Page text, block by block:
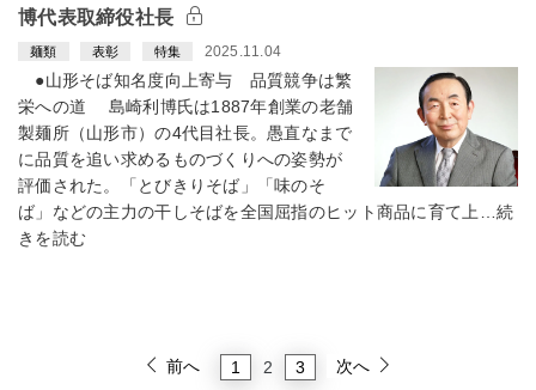
博代表取締役社長
麺類 表彰 特集 2025.11.04
●山形そば知名度向上寄与 品質競争は繁
栄への道 島崎利博氏は1887年創業の老舗
製麺所（山形市）の4代目社長。愚直なまで
に品質を追い求めるものづくりへの姿勢が
評価された。「とびきりそば」「味のそ
ば」などの主力の干しそばを全国屈指のヒット商品に育て上…続
きを読む
前へ 1 2 3 次へ